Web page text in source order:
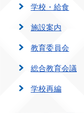
学校・給食
施設案内
教育委員会
総合教育会議
学校再編